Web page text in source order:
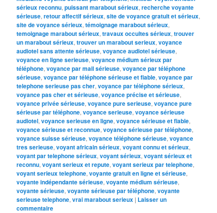
sérieux reconnu,puissant marabout sérieux,recherche voyante
sérieuse,retour affectif sérieux,site de voyance gratuit et sérieux,
site de voyance sérieux,témoignage marabout sérieux,
temoignage marabout sérieux,travaux occultes sérieux,trouver
un marabout sérieux,trouver un marabout serieux,voyance
audiotel sans attente sérieuse,voyance audiotel sérieuse,
voyance en ligne serieuse,voyance médium sérieux par
téléphone,voyance par mail sérieuse,voyance par téléphone
sérieuse,voyance par téléphone sérieuse et fiable,voyance par
telephone serieuse pas cher,voyance par téléphone sérieux,
voyance pas cher et sérieuse,voyance précise et sérieuse,
voyance privée sérieuse,voyance pure serieuse,voyance pure
sérieuse par téléphone,voyance serieuse,voyance sérieuse
audiotel,voyance serieuse en ligne,voyance sérieuse et fiable,
voyance sérieuse et reconnue,voyance sérieuse par téléphone,
voyance suisse sérieuse,voyance téléphone sérieuse,voyance
tres serieuse,voyant africain sérieux,voyant connu et sérieux,
voyant par telephone sérieux,voyant sérieux,voyant sérieux et
reconnu,voyant serieux et repute,voyant serieux par telephone,
voyant serieux telephone,voyante gratuit en ligne et sérieuse,
voyante indépendante sérieuse,voyante médium sérieuse,
voyante sérieuse,voyante sérieuse par téléphone,voyante
serieuse telephone,vrai marabout serieux | Laisser un
commentaire